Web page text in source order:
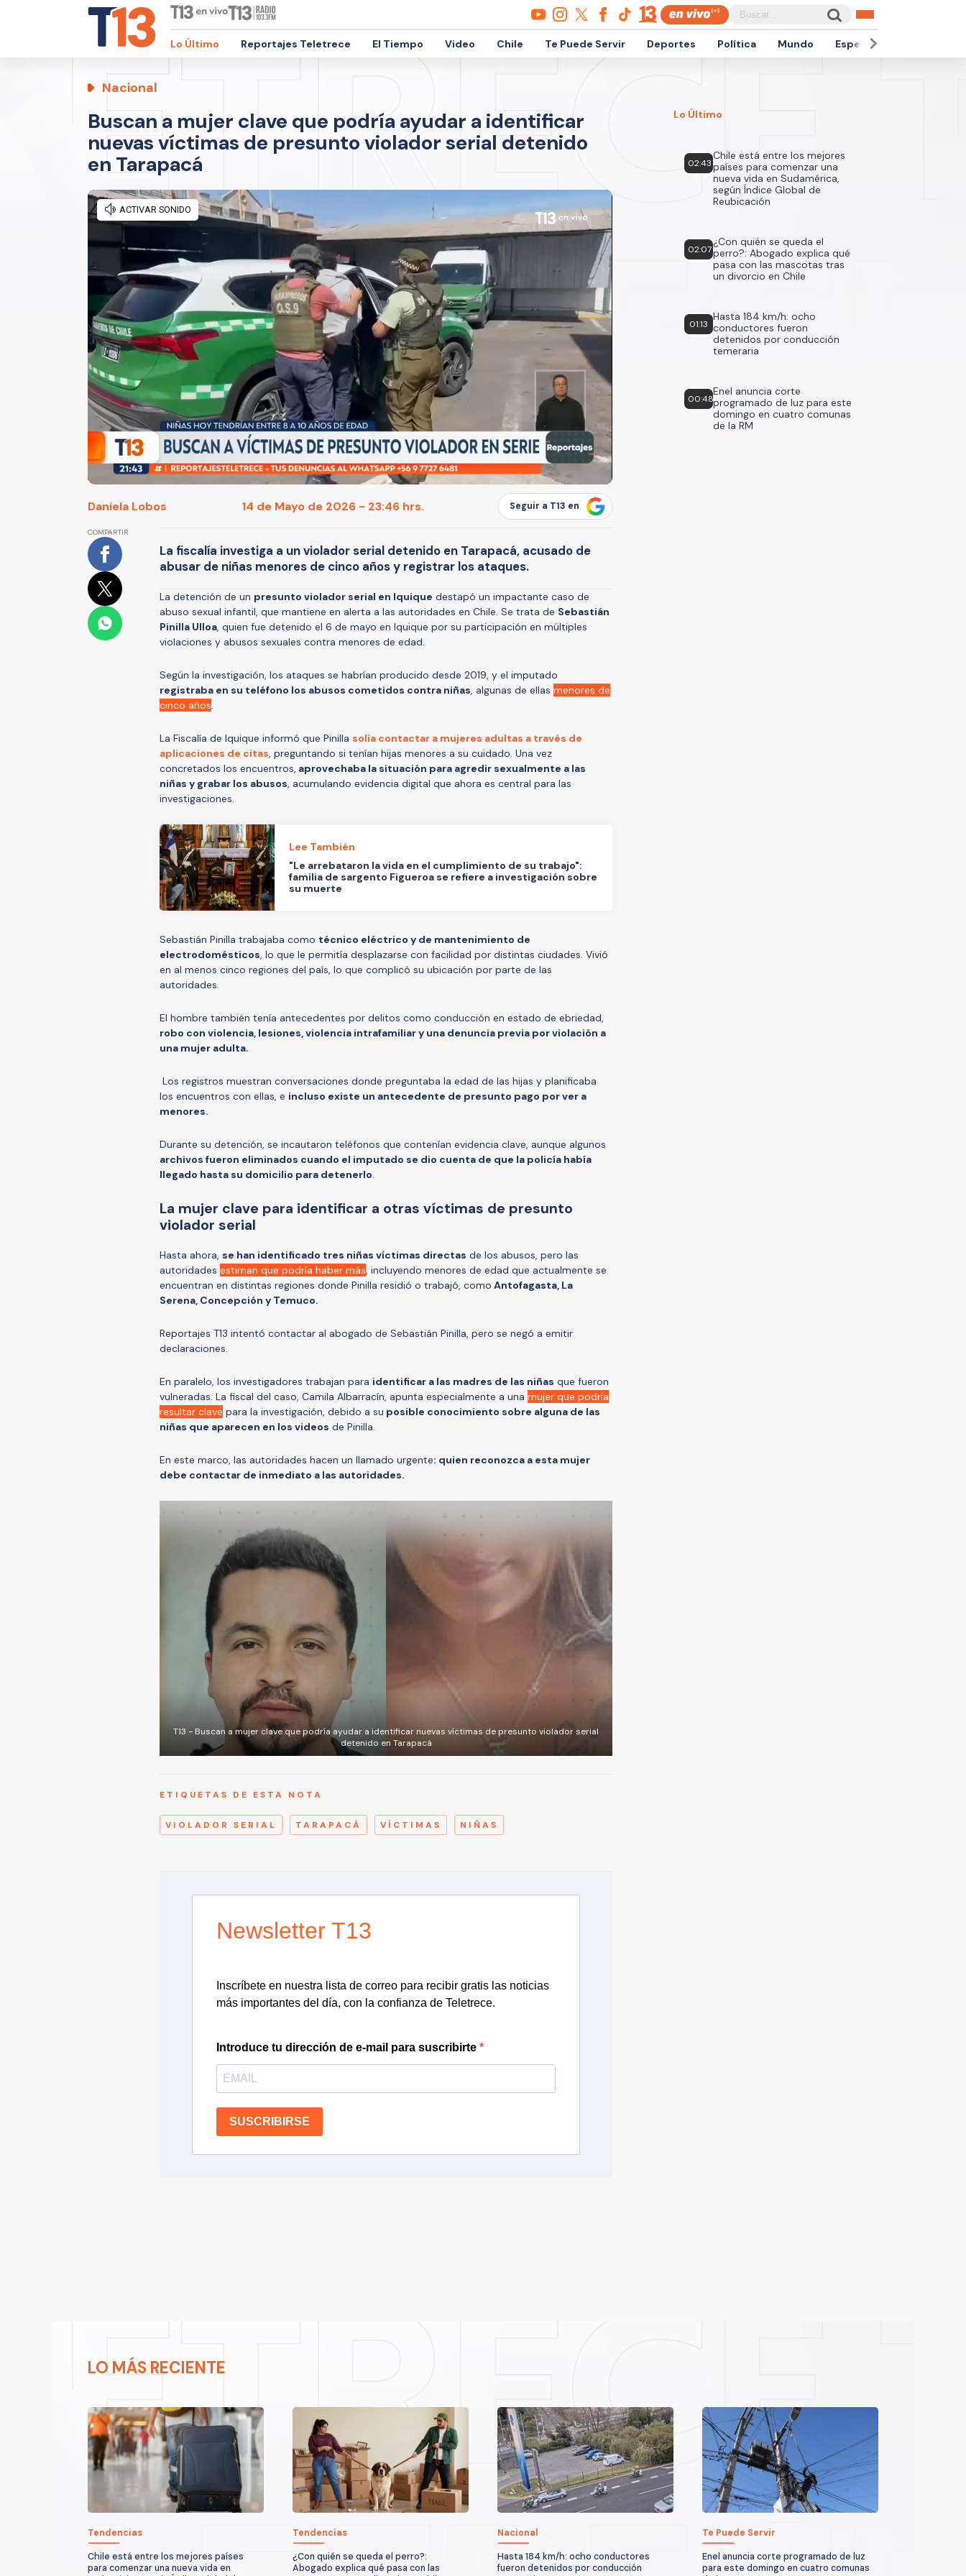
Lo Último Reportajes Teletrece El Tiempo Video Chile Te Puede Servir Deportes Política Mundo Espectáculos
Nacional
Buscan a mujer clave que podría ayudar a identificar
nuevas víctimas de presunto violador serial detenido
en Tarapacá
Daniela Lobos 14 de Mayo de 2026 - 23:46 hrs. Seguir a T13 en
COMPARTIR
La fiscalía investiga a un violador serial detenido en Tarapacá, acusado de
abusar de niñas menores de cinco años y registrar los ataques.
La detención de un presunto violador serial en Iquique destapó un impactante caso de
abuso sexual infantil, que mantiene en alerta a las autoridades en Chile. Se trata de Sebastián
Pinilla Ulloa, quien fue detenido el 6 de mayo en Iquique por su participación en múltiples
violaciones y abusos sexuales contra menores de edad.
Según la investigación, los ataques se habrían producido desde 2019, y el imputado
registraba en su teléfono los abusos cometidos contra niñas, algunas de ellas menores de
cinco años.
La Fiscalía de Iquique informó que Pinilla solía contactar a mujeres adultas a través de
aplicaciones de citas, preguntando si tenían hijas menores a su cuidado. Una vez
concretados los encuentros, aprovechaba la situación para agredir sexualmente a las
niñas y grabar los abusos, acumulando evidencia digital que ahora es central para las
investigaciones.
Lee También
"Le arrebataron la vida en el cumplimiento de su trabajo":
familia de sargento Figueroa se refiere a investigación sobre
su muerte
Sebastián Pinilla trabajaba como técnico eléctrico y de mantenimiento de
electrodomésticos, lo que le permitía desplazarse con facilidad por distintas ciudades. Vivió
en al menos cinco regiones del país, lo que complicó su ubicación por parte de las
autoridades.
El hombre también tenía antecedentes por delitos como conducción en estado de ebriedad,
robo con violencia, lesiones, violencia intrafamiliar y una denuncia previa por violación a
una mujer adulta.
Los registros muestran conversaciones donde preguntaba la edad de las hijas y planificaba
los encuentros con ellas, e incluso existe un antecedente de presunto pago por ver a
menores.
Durante su detención, se incautaron teléfonos que contenían evidencia clave, aunque algunos
archivos fueron eliminados cuando el imputado se dio cuenta de que la policía había
llegado hasta su domicilio para detenerlo.
La mujer clave para identificar a otras víctimas de presunto
violador serial
Hasta ahora, se han identificado tres niñas víctimas directas de los abusos, pero las
autoridades estiman que podría haber más, incluyendo menores de edad que actualmente se
encuentran en distintas regiones donde Pinilla residió o trabajó, como Antofagasta, La
Serena, Concepción y Temuco.
Reportajes T13 intentó contactar al abogado de Sebastián Pinilla, pero se negó a emitir
declaraciones.
En paralelo, los investigadores trabajan para identificar a las madres de las niñas que fueron
vulneradas. La fiscal del caso, Camila Albarracín, apunta especialmente a una mujer que podría
resultar clave para la investigación, debido a su posible conocimiento sobre alguna de las
niñas que aparecen en los videos de Pinilla.
En este marco, las autoridades hacen un llamado urgente: quien reconozca a esta mujer
debe contactar de inmediato a las autoridades.
T13 - Buscan a mujer clave que podría ayudar a identificar nuevas víctimas de presunto violador serial
detenido en Tarapacá
ETIQUETAS DE ESTA NOTA
VIOLADOR SERIAL TARAPACÁ VÍCTIMAS NIÑAS
Newsletter T13
Inscríbete en nuestra lista de correo para recibir gratis las noticias
más importantes del día, con la confianza de Teletrece.
Introduce tu dirección de e-mail para suscribirte
SUSCRIBIRSE
Lo Último
02:43
Chile está entre los mejores
países para comenzar una
nueva vida en Sudamérica,
según Índice Global de
Reubicación
02:07
¿Con quién se queda el
perro?: Abogado explica qué
pasa con las mascotas tras
un divorcio en Chile
01:13
Hasta 184 km/h: ocho
conductores fueron
detenidos por conducción
temeraria
00:48
Enel anuncia corte
programado de luz para este
domingo en cuatro comunas
de la RM
LO MÁS RECIENTE
Tendencias
Chile está entre los mejores países
para comenzar una nueva vida en
Tendencias
¿Con quién se queda el perro?:
Abogado explica qué pasa con las
Nacional
Hasta 184 km/h: ocho conductores
fueron detenidos por conducción
Te Puede Servir
Enel anuncia corte programado de luz
para este domingo en cuatro comunas